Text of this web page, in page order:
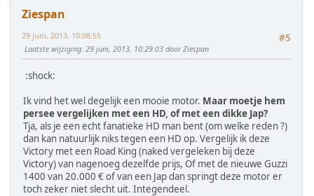
Ziespan
#5
29 juni, 2013, 10:08:55
Laatste wijziging: 29 juni, 2013, 10:29:03 door Ziespan
:shock:
Ik vind het wel degelijk een mooie motor. Maar moetje hem
persee vergelijken met een HD, of met een dikke Jap?
Tja, als je een echt fanatieke HD man bent (om welke reden ?)
dan kan natuurlijk niks tegen een HD op. Vergelijk ik deze
Victory met een Road King (naked vergeleken bij deze
Victory) van nagenoeg dezelfde prijs, Of met de nieuwe Guzzi
1400 van 20.000 € of van een Jap dan springt deze motor er
toch zeker niet slecht uit. Integendeel.